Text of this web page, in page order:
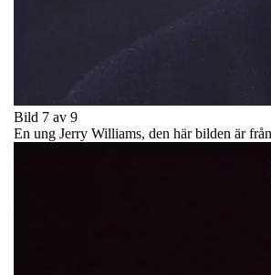
Bild 7 av 9
En ung Jerry Williams, den här bilden är